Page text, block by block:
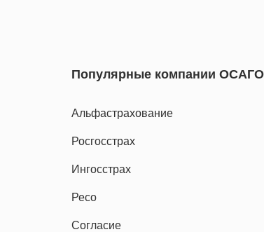
Популярные компании ОСАГО
Альфастрахование
Росгосстрах
Ингосстрах
Ресо
Согласие